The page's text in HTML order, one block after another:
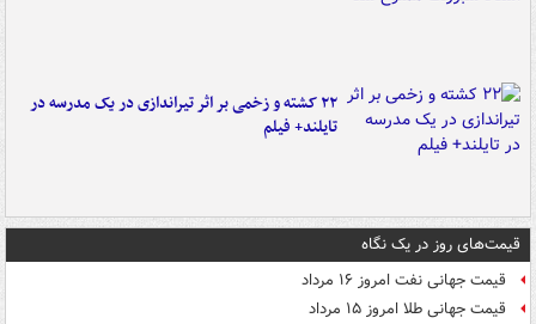
۲۲ کشته و زخمی بر اثر تیراندازی در یک مدرسه در
تایلند+ فیلم
قیمت‌های روز در یک نگاه
قیمت جهانی نفت امروز ۱۶ مرداد
قیمت جهانی طلا امروز ۱۵ مرداد